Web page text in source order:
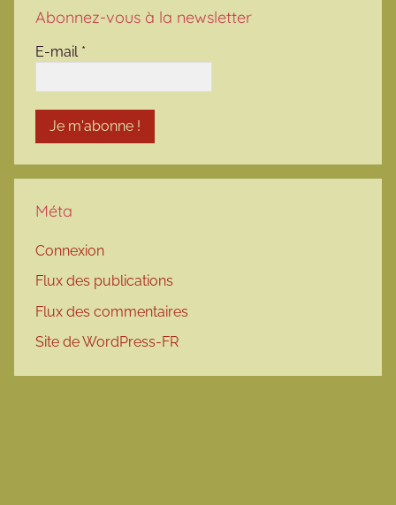
Abonnez-vous à la newsletter
E-mail *
Méta
Connexion
Flux des publications
Flux des commentaires
Site de WordPress-FR